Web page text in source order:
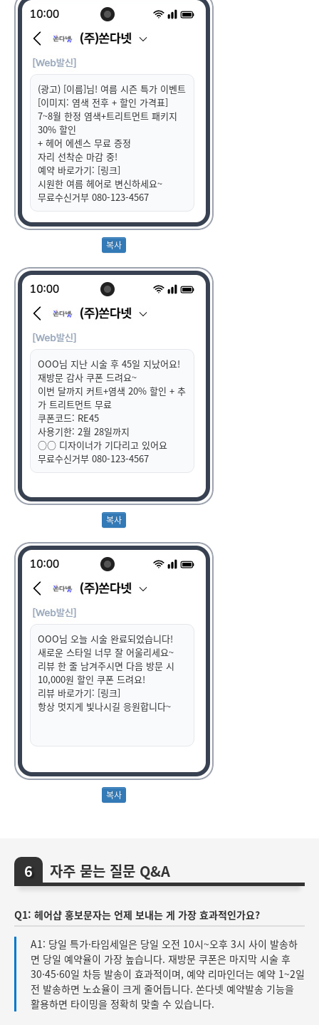
(광고) [이름]님! 여름 시즌 특가 이벤트
[이미지: 염색 전후 + 할인 가격표]
7~8월 한정 염색+트리트먼트 패키지
30% 할인
+ 헤어 에센스 무료 증정
자리 선착순 마감 중!
예약 바로가기: [링크]
시원한 여름 헤어로 변신하세요~
무료수신거부 080-123-4567
OOO님 지난 시술 후 45일 지났어요!
재방문 감사 쿠폰 드려요~
이번 달까지 커트+염색 20% 할인 + 추
가 트리트먼트 무료
쿠폰코드: RE45
사용기한: 2월 28일까지
○○ 디자이너가 기다리고 있어요
무료수신거부 080-123-4567
OOO님 오늘 시술 완료되었습니다!
새로운 스타일 너무 잘 어울리세요~
리뷰 한 줄 남겨주시면 다음 방문 시
10,000원 할인 쿠폰 드려요!
리뷰 바로가기: [링크]
항상 멋지게 빛나시길 응원합니다~
자주 묻는 질문 Q&A
Q1: 헤어샵 홍보문자는 언제 보내는 게 가장 효과적인가요?
A1: 당일 특가·타임세일은 당일 오전 10시~오후 3시 사이 발송하
면 당일 예약율이 가장 높습니다. 재방문 쿠폰은 마지막 시술 후
30·45·60일 차등 발송이 효과적이며, 예약 리마인더는 예약 1~2일
전 발송하면 노쇼율이 크게 줄어듭니다. 쏜다넷 예약발송 기능을
활용하면 타이밍을 정확히 맞출 수 있습니다.